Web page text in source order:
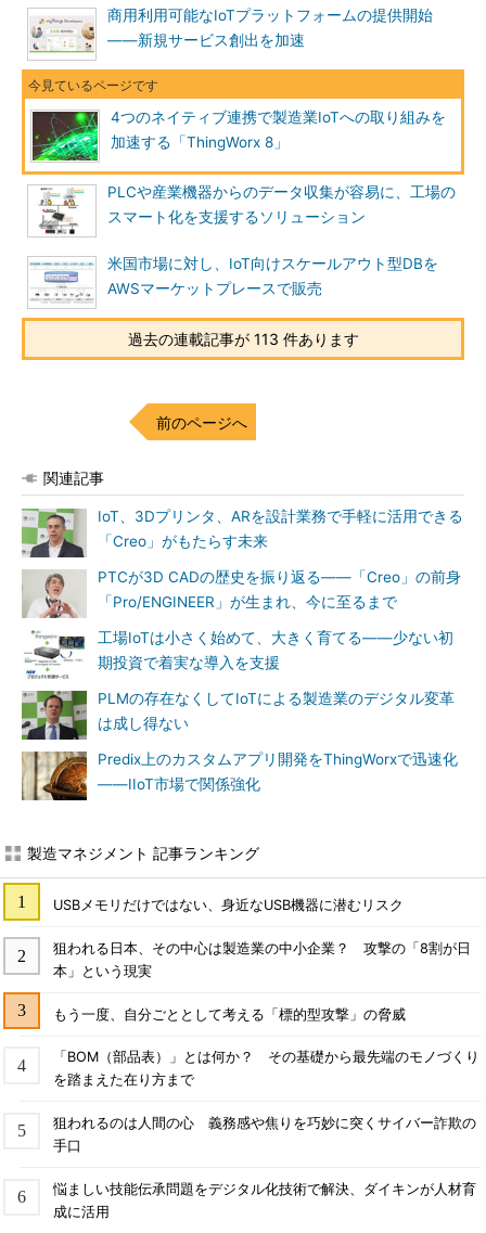
商用利用可能なIoTプラットフォームの提供開始
――新規サービス創出を加速
4つのネイティブ連携で製造業IoTへの取り組みを
加速する「ThingWorx 8」
PLCや産業機器からのデータ収集が容易に、工場の
スマート化を支援するソリューション
米国市場に対し、IoT向けスケールアウト型DBを
AWSマーケットプレースで販売
過去の連載記事が 113 件あります
前のページへ
関連記事
IoT、3Dプリンタ、ARを設計業務で手軽に活用できる
「Creo」がもたらす未来
PTCが3D CADの歴史を振り返る――「Creo」の前身
「Pro/ENGINEER」が生まれ、今に至るまで
工場IoTは小さく始めて、大きく育てる――少ない初
期投資で着実な導入を支援
PLMの存在なくしてIoTによる製造業のデジタル変革
は成し得ない
Predix上のカスタムアプリ開発をThingWorxで迅速化
――IIoT市場で関係強化
製造マネジメント 記事ランキング
USBメモリだけではない、身近なUSB機器に潜むリスク
狙われる日本、その中心は製造業の中小企業？ 攻撃の「8割が日
本」という現実
もう一度、自分ごととして考える「標的型攻撃」の脅威
「BOM（部品表）」とは何か？ その基礎から最先端のモノづくり
を踏まえた在り方まで
狙われるのは人間の心 義務感や焦りを巧妙に突くサイバー詐欺の
手口
悩ましい技能伝承問題をデジタル化技術で解決、ダイキンが人材育
成に活用